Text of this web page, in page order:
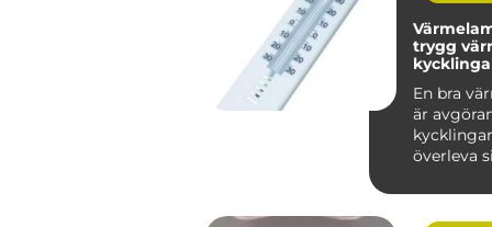
trygg
En bra
är
överleva
vuxn...